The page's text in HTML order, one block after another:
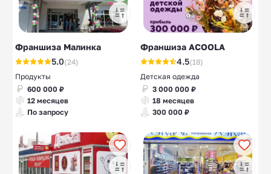
Эко-франшизы 19
Гибкий камень,
термопанели
7
Ремонт телефонов
Франшиза Малинка
5.0(24)
Продукты
600 000 ₽
12 месяцев
По запросу
Франшиза ACOOLA
4.5(18)
Детская одежда
3 000 000 ₽
18 месяцев
300 000 ₽